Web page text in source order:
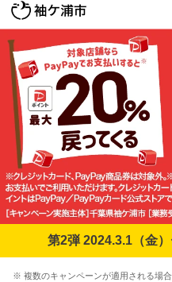
第2弾 2024.3.1（金
※ 複数のキャンペーンが適用される場